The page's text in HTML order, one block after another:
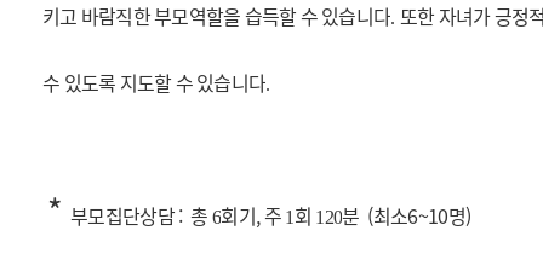
키고 바람직한 부모역할을 습득할 수 있습니다. 또한 자녀가 긍정
수 있도록 지도할 수 있습니다.
*부모집단상담 : 총6회기, 주 1 회 120분 (최소6~10명)